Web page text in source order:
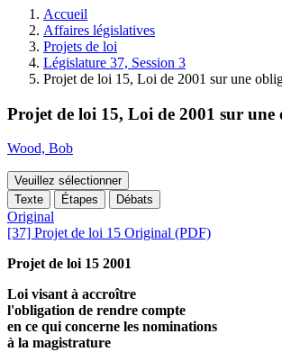
l'Assemblée
législative.
Accueil
Affaires législatives
Projets de loi
Législature 37, Session 3
Projet de loi 15, Loi de 2001 sur une
Projet de loi 15, Loi de 2001 sur
Wood, Bob
Veuillez sélectionner
Texte
Étapes Débats
Original
[37] Projet de loi 15 Original (PDF)
Projet de loi 15 2001
Loi visant à accroître
l'obligation de rendre compte
en ce qui concerne les nominations
à la magistrature